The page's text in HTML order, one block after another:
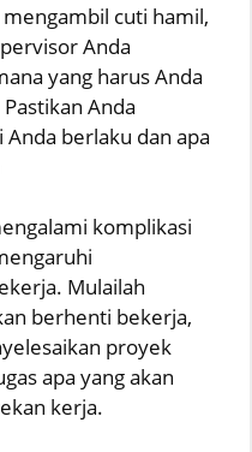
cuti hamil,
Anda
yang harus Anda
Anda
berlaku dan apa
komplikasi
Mulailah
berhenti bekerja,
proyek
apa yang akan
kerja.